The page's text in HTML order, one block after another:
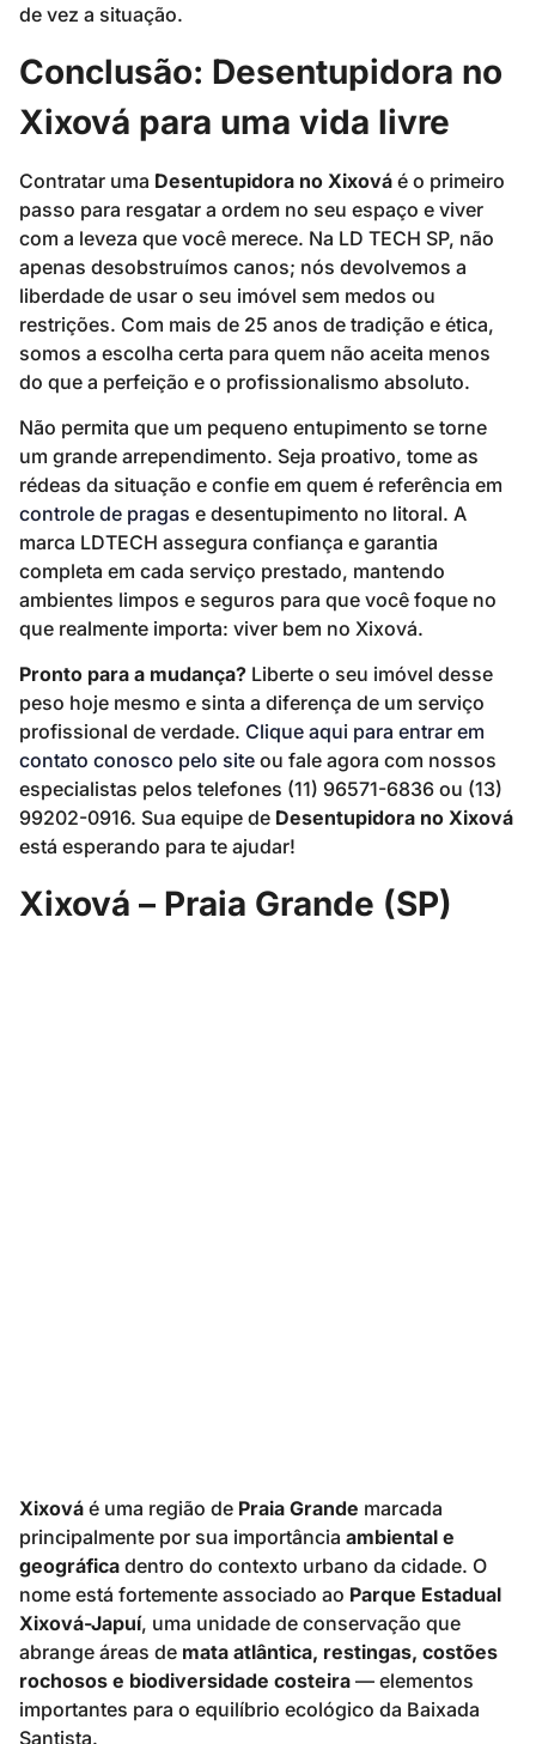
de vez a situação.
Conclusão: Desentupidora no
Xixová para uma vida livre
Contratar uma Desentupidora no Xixová é o primeiro
passo para resgatar a ordem no seu espaço e viver
com a leveza que você merece. Na LD TECH SP, não
apenas desobstruímos canos; nós devolvemos a
liberdade de usar o seu imóvel sem medos ou
restrições. Com mais de 25 anos de tradição e ética,
somos a escolha certa para quem não aceita menos
do que a perfeição e o profissionalismo absoluto.
Não permita que um pequeno entupimento se torne
um grande arrependimento. Seja proativo, tome as
rédeas da situação e confie em quem é referência em
controle de pragas e desentupimento no litoral. A
marca LDTECH assegura confiança e garantia
completa em cada serviço prestado, mantendo
ambientes limpos e seguros para que você foque no
que realmente importa: viver bem no Xixová.
Pronto para a mudança? Liberte o seu imóvel desse
peso hoje mesmo e sinta a diferença de um serviço
profissional de verdade. Clique aqui para entrar em
contato conosco pelo site ou fale agora com nossos
especialistas pelos telefones (11) 96571-6836 ou (13)
99202-0916. Sua equipe de Desentupidora no Xixová
está esperando para te ajudar!
Xixová – Praia Grande (SP)
Xixová é uma região de Praia Grande marcada
principalmente por sua importância ambiental e
geográfica dentro do contexto urbano da cidade. O
nome está fortemente associado ao Parque Estadual
Xixová-Japuí, uma unidade de conservação que
abrange áreas de mata atlântica, restingas, costões
rochosos e biodiversidade costeira — elementos
importantes para o equilíbrio ecológico da Baixada
Santista.